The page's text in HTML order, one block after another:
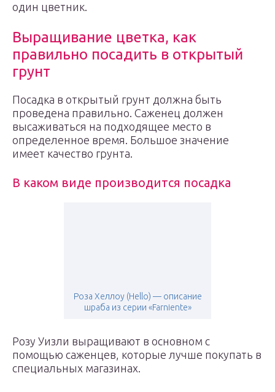
один цветник.
Выращивание цветка, как
правильно посадить в открытый
грунт
Посадка в открытый грунт должна быть
проведена правильно. Саженец должен
высаживаться на подходящее место в
определенное время. Большое значение
имеет качество грунта.
В каком виде производится посадка
Роза Хеллоу (Hello) — описание
шраба из серии «Farniente»
Розу Уизли выращивают в основном с
помощью саженцев, которые лучше покупать в
специальных магазинах.